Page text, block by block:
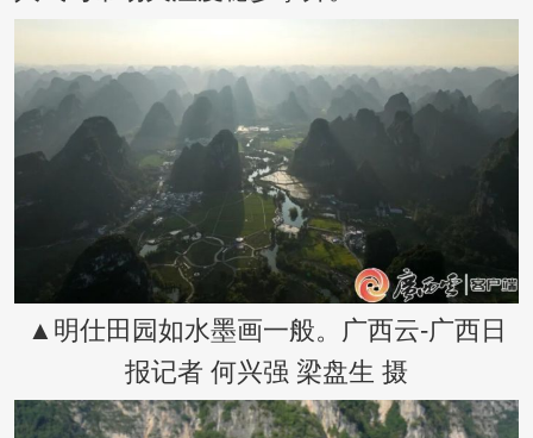
▲明仕田园如水墨画一般。广西云-广西日
报记者 何兴强 梁盘生 摄